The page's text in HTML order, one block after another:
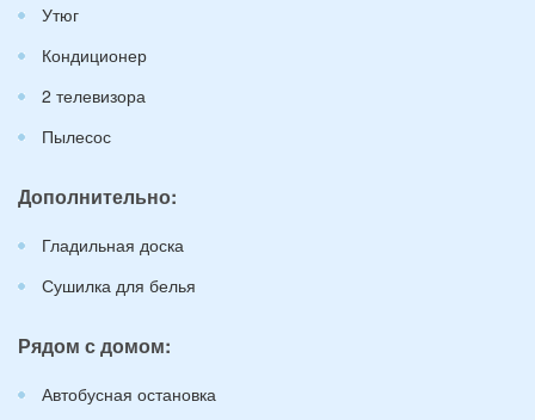
Утюг
Кондиционер
2 телевизора
Пылесос
Дополнительно:
Гладильная доска
Сушилка для белья
Рядом с домом:
Автобусная остановка